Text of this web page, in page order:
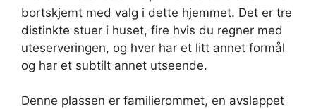
bortskjemt med valg i dette hjemmet. Det er tre
distinkte stuer i huset, fire hvis du regner med
uteserveringen, og hver har et litt annet formål
og har et subtilt annet utseende.
Denne plassen er familierommet, en avslappet